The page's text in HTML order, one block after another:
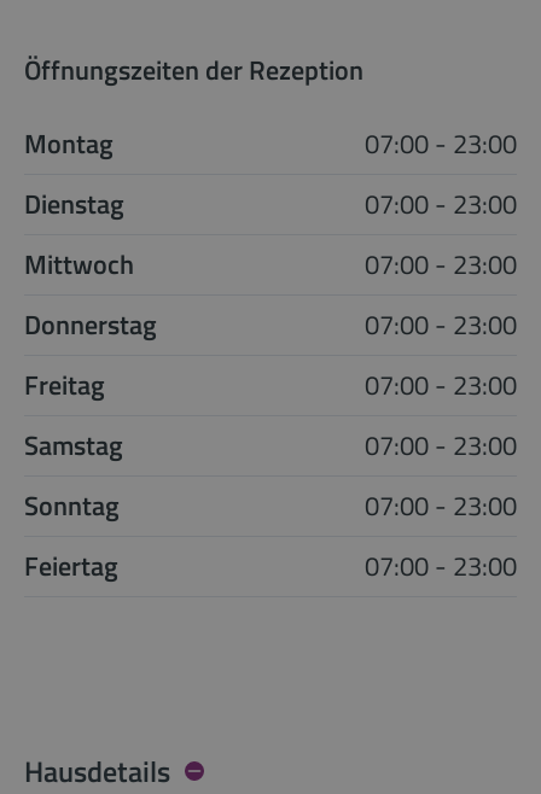
Öffnungszeiten der Rezeption
Montag
07:00 - 23:00
Dienstag
07:00 - 23:00
Mittwoch
07:00 - 23:00
Donnerstag
07:00 - 23:00
Freitag
07:00 - 23:00
Samstag
07:00 - 23:00
Sonntag
07:00 - 23:00
Feiertag
07:00 - 23:00
Hausdetails